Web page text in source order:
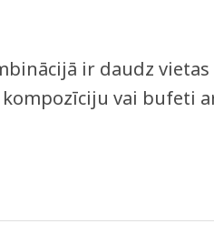
ir daudz
vai bufeti